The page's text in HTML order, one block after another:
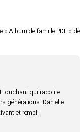
Album de famille PDF » de
touchant qui raconte
générations. Danielle
et rempli